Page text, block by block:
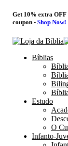
Get 10% extra OFF
coupon - Shop Now!
Bíblias
Estudo
O
Infanto-